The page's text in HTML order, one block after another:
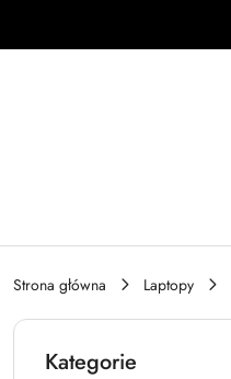
Strona główna Laptopy
Kategorie